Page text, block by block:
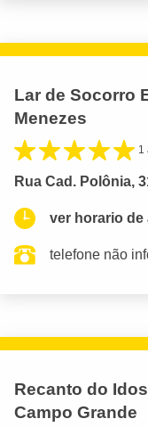
Lar de Socorro
Menezes
1
Rua Cad. Polônia,
ver horario de
telefone não
Recanto do
Campo Grande